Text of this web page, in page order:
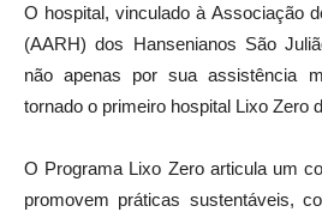
O hospital, vinculado à Associação
(AARH) dos Hansenianos São
não apenas por sua assistência
tornado o primeiro hospital Lixo Zero
O Programa Lixo Zero articula um
promovem práticas sustentáveis,